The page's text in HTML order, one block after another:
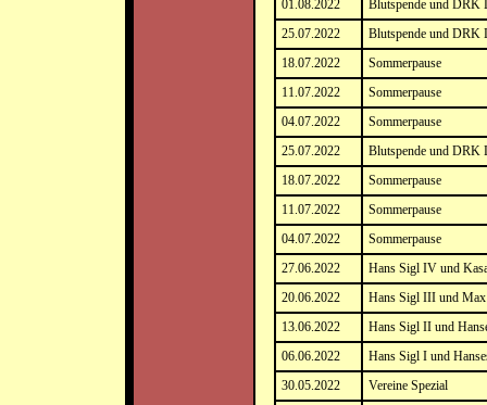
01.08.2022
Blutspende und DRK
25.07.2022
Blutspende und DRK
18.07.2022
Sommerpause
11.07.2022
Sommerpause
04.07.2022
Sommerpause
25.07.2022
Blutspende und DRK
18.07.2022
Sommerpause
11.07.2022
Sommerpause
04.07.2022
Sommerpause
27.06.2022
Hans Sigl IV und
20.06.2022
Hans Sigl III und
13.06.2022
Hans Sigl II und
06.06.2022
Hans Sigl I und
30.05.2022
Vereine Spezial